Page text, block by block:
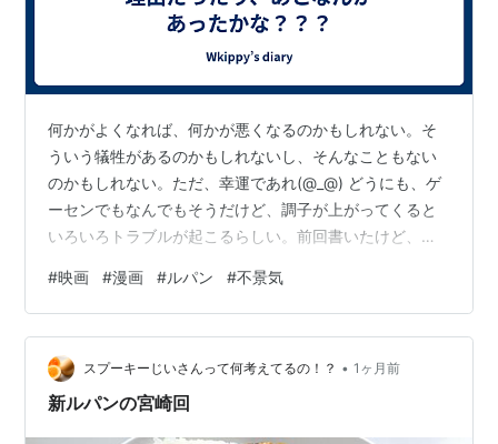
何かがよくなれば、何かが悪くなるのかもしれない。そ
ういう犠牲があるのかもしれないし、そんなこともない
のかもしれない。ただ、幸運であれ(@_@) どうにも、ゲ
ーセンでもなんでもそうだけど、調子が上がってくると
いろいろトラブルが起こるらしい。前回書いたけど、ゲ
トラブルで店員さんを呼ぶことになる。それはゲーセン
だからとか、ゲーセンって、結構古いスロットとかある
イメージじゃない？？？まあ、最新のがあるところもあ
ると思うけど で、今度はルパンをやったんだけど、メダ
ルを台から全部出してやろうと思って当てて（まあ、当
#映画 #漫画 #ルパン #不景気
スプーキーじいさんって何考えてるの！？ • 1ヶ月前
新ルパンの宮崎回